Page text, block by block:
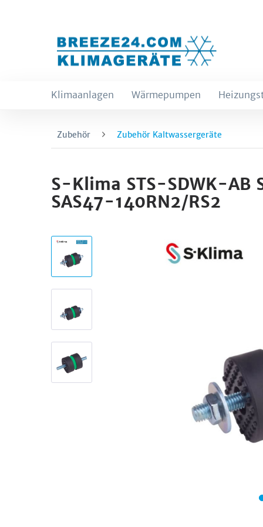
Klimaanlagen Wärmepumpen
Zubehör Zubehör Kaltwassergeräte
S-Klima STS-SDWK-AB
SAS47-140RN2/RS2